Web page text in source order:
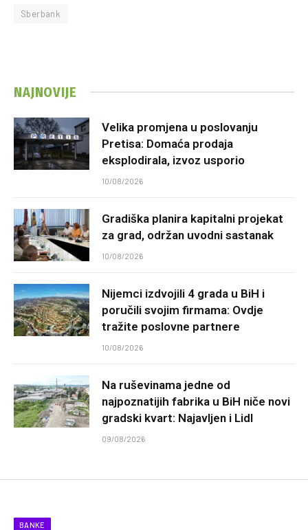
Sberbank
NAJNOVIJE
Velika promjena u poslovanju
Pretisa: Domaća prodaja
eksplodirala, izvoz usporio
10/08/2026
Gradiška planira kapitalni projekat
za grad, održan uvodni sastanak
10/08/2026
Nijemci izdvojili 4 grada u BiH i
poručili svojim firmama: Ovdje
tražite poslovne partnere
10/08/2026
Na ruševinama jedne od
najpoznatijih fabrika u BiH niče novi
gradski kvart: Najavljen i Lidl
09/08/2026
BANKE